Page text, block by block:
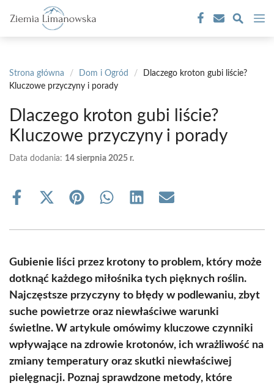
treści
Strona główna / Dom i Ogród /
Dlaczego kroton gubi liście?
Kluczowe przyczyny i porady
Dlaczego kroton gubi liście?
Kluczowe przyczyny i porady
Data dodania: 14 sierpnia 2025 r.
Share
Share
(Twitter)
Share Share Share Share
Gubienie liści przez krotony to problem, który może
dotknąć każdego miłośnika tych pięknych roślin.
Najczęstsze przyczyny to błędy w podlewaniu, zbyt
suche powietrze oraz niewłaściwe warunki
świetlne. W artykule omówimy kluczowe czynniki
wpływające na zdrowie krotonów, ich wrażliwość na
zmiany temperatury oraz skutki niewłaściwej
pielęgnacji. Poznaj sprawdzone metody, które